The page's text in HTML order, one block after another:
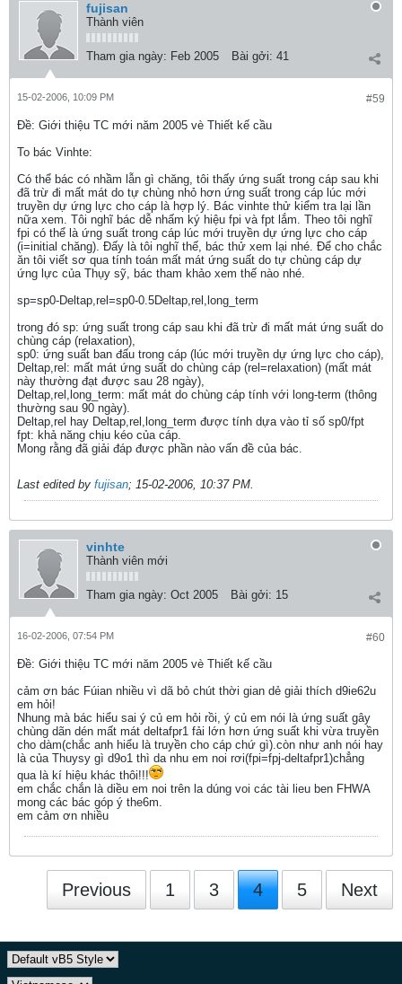
fujisan
Thành viên
Tham gia ngày: Feb 2005 Bài gởi: 41
#59
15-02-2006, 10:09 PM
Ðề: Giới thiệu TC mới năm 2005 vè Thiết kế cầu
To bác Vinhte:
Có thể bác có nhầm lẫn gì chăng, tôi thấy ứng suất trong cáp sau khi
đã trừ đi mất mát do tự chùng nhỏ hơn ứng suất trong cáp lúc mới
truyền dự ứng lực cho cáp là hợp lý. Bác vinhte thử kiểm tra lại lần
nữa xem. Tôi nghĩ bác dễ nhấm ký hiệu fpi và fpt lắm. Theo tôi nghĩ
fpi có thể là ứng suất trong cáp lúc mới truyền dự ứng lực cho cáp
(i=initial chăng). Đấy là tôi nghĩ thế, bác thử xem lại nhé. Để cho chắc
ăn tôi viết sơ qua tính toán mất mát ứng suất do tự chùng cáp dự
ứng lực của Thụy sỹ, bác tham khảo xem thế nào nhé.
sp=sp0-Deltap,rel=sp0-0.5Deltap,rel,long_term
trong đó sp: ứng suất trong cáp sau khi đã trừ đi mất mát ứng suất do
chùng cáp (relaxation),
sp0: ứng suất ban đấu trong cáp (lúc mới truyền dự ứng lực cho cáp),
Deltap,rel: mất mát ứng suất do chùng cáp (rel=relaxation) (mất mát
này thường đạt được sau 28 ngày),
Deltap,rel,long_term: mất mát do chùng cáp tính với long-term (thông
thường sau 90 ngày).
Deltap,rel hay Deltap,rel,long_term được tính dựa vào tỉ số sp0/fpt
fpt: khả năng chịu kéo của cáp.
Mong rằng đã giải đáp được phần nào vấn đề của bác.
Last edited by fujisan; 15-02-2006, 10:37 PM.
vinhte
Thành viên mới
Tham gia ngày: Oct 2005 Bài gởi: 15
#60
16-02-2006, 07:54 PM
Ðề: Giới thiệu TC mới năm 2005 vè Thiết kế cầu
cảm ơn bác Fúian nhiều vì dã bỏ chút thời gian dẻ giải thích d9ie62u
em hỏi!
Nhung mà bác hiểu sai ý củ em hỏi rồi, ý củ em nói là ứng suất gây
chùng dãn dén mất mát deltafpr1 fải lớn hơn ứng suất khi vừa truyền
cho dàm(chắc anh hiểu là truyền cho cáp chứ gì).còn như anh nói hay
là của Thuysy gì d9o1 thì da nhu em noi rơi(fpi=fpj-deltafpr1)chẳng
qua là kí hiệu khác thôi!!!
em chắc chắn là diều em noi trên la dúng voi các tài lieu ben FHWA
mong các bác góp ý the6m.
em cảm ơn nhiều
Previous 1 3 4 5 Next